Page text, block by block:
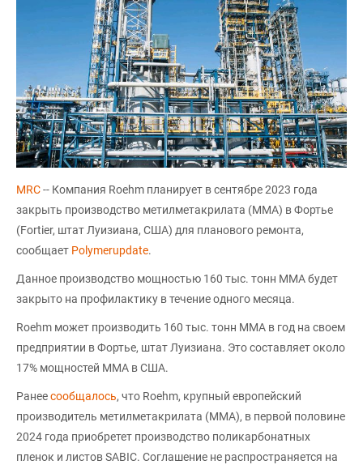
MRC-- Компания Roehm планирует в сентябре 2023 года
закрыть производство метилметакрилата (MMA) в Фортье
(Fortier, штат Луизиана, США) для планового ремонта,
сообщает Polymerupdate.
Данное производство мощностью 160 тыс. тонн ММА будет
закрыто на профилактику в течение одного месяца.
Roehm может производить 160 тыс. тонн ММА в год на своем
предприятии в Фортье, штат Луизиана. Это составляет около
17% мощностей ММА в США.
Ранеесообщалось, что Roehm, крупный европейский
производитель метилметакрилата (ММА), в первой половине
2024 года приобретет производство поликарбонатных
пленок и листов SABIC. Соглашение не распространяется на